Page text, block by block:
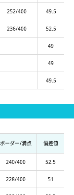
252/400 49.5
236/400 52.5
49
49
49.5
ボーダー/満点 偏差値
240/400 52.5
228/400 51